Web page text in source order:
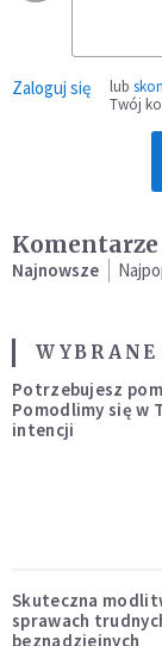
Zaloguj się lub
Twój
Komentarze
Najnowsze
Potrzebujesz
Pomodlimy się w
intencji
Skuteczna
sprawach
beznadziejnych